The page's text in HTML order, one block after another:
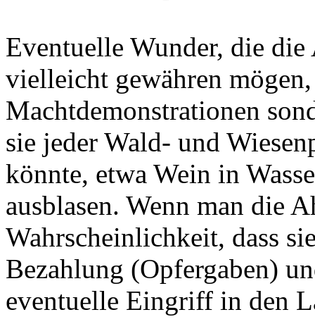
Eventuelle Wunder, die
vielleicht gewähren
Machtdemonstrationen
sie jeder Wald- und
könnte, etwa Wein in
ausblasen. Wenn man die
Wahrscheinlichkeit, dass
Bezahlung (Opfergaben)
eventuelle Eingriff in den